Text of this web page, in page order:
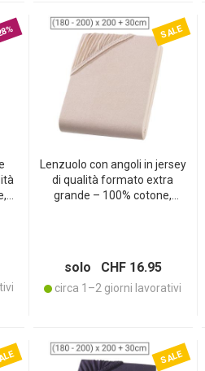
SALE
Lenzuolo con angoli in jersey
di qualità formato extra
grande – 100% cotone,
solo CHF 16.95
circa 1–2 giorni lavorativi
SALE